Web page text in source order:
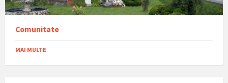
Comunitate
MAI MULTE